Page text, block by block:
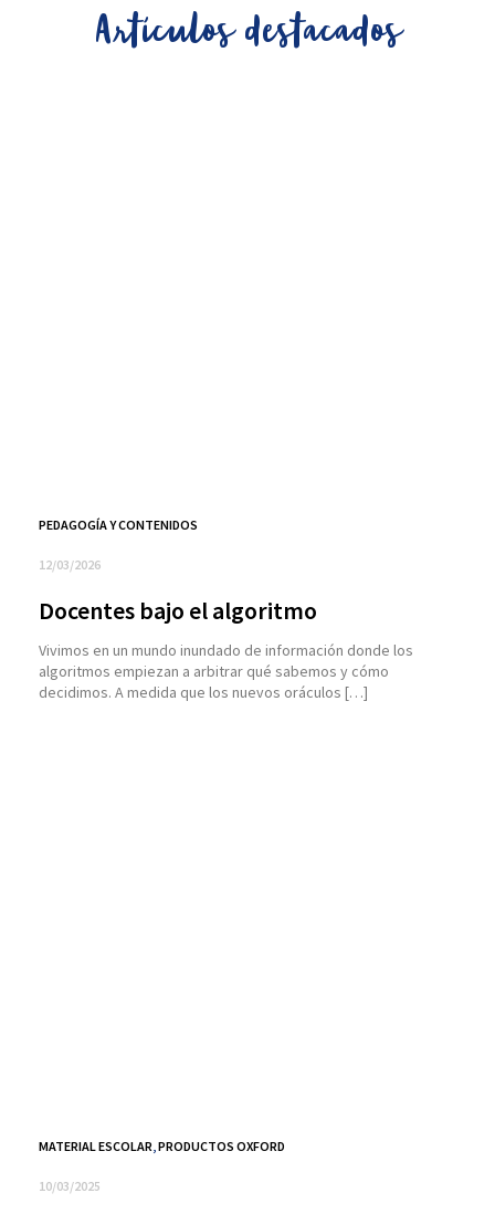
Artículos destacados
PEDAGOGÍA Y CONTENIDOS
12/03/2026
Docentes bajo el algoritmo
Vivimos en un mundo inundado de información donde los
algoritmos empiezan a arbitrar qué sabemos y cómo
decidimos. A medida que los nuevos oráculos […]
MATERIAL ESCOLAR PRODUCTOS OXFORD
10/03/2025